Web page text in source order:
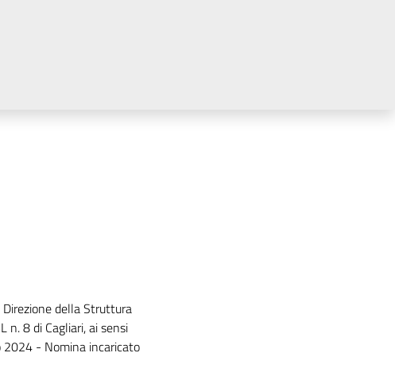
della Struttura
n. 8 di Cagliari, ai sensi
- Nomina incaricato